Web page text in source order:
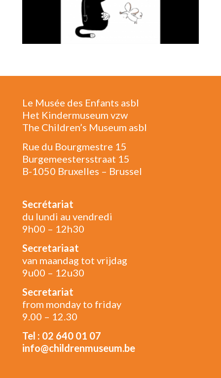
Le Musée des Enfants asbl
Het Kindermuseum vzw
The Children’s Museum asbl
Rue du Bourgmestre 15
Burgemeestersstraat 15
B-1050 Bruxelles – Brussel
Secrétariat
du lundi au vendredi
9h00 – 12h30
Secretariaat
van maandag tot vrijdag
9u00 – 12u30
Secretariat
from monday to friday
9.00 – 12.30
Tel : 02 640 01 07
info@childrenmuseum.be